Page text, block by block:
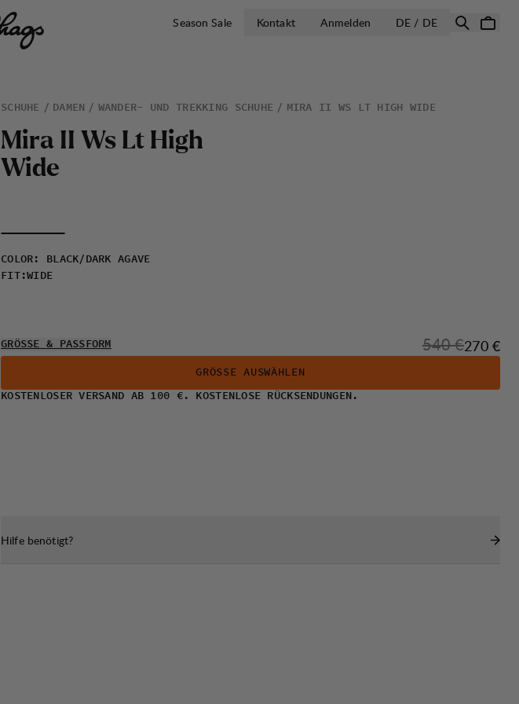
Season Sale Kontakt Anmelden DE / DELAND
SCHUHE DAMEN WANDER- UND TREKKING SCHUHE MIRA II WS LT HIGH WIDE
Mira II Ws Lt High
Wide
COLOR :
BLACK/DARK AGAVE
FIT:WIDE
GRÖSSE & PASSFORM Originalpreis:
540 €270 €
GRÖSSE AUSWÄHLEN
KOSTENLOSER VERSAND AB 100 €. KOSTENLOSE RÜCKSENDUNGEN.
Hilfe benötigt?